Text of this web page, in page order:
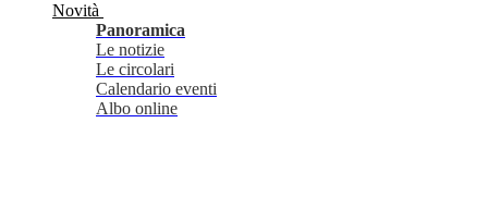
Novità
Panoramica
Le notizie
Le circolari
Calendario eventi
Albo online